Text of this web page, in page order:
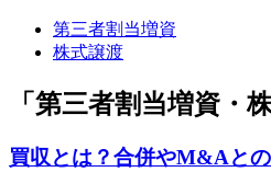
第三者割当増資
株式譲渡
「第三者割当増資・
買収とは？合併やM&Aと